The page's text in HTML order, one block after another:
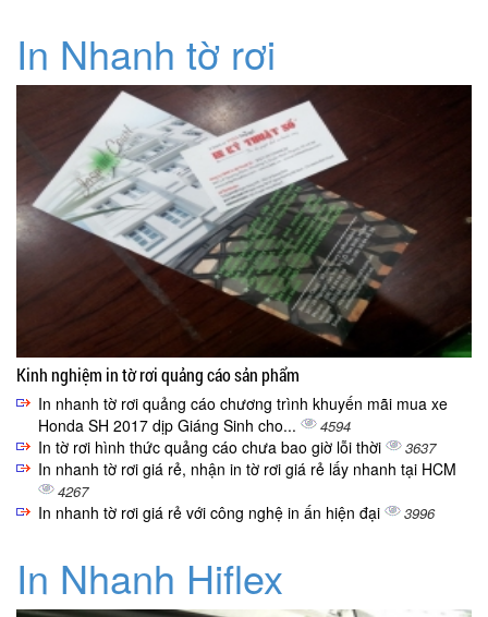
In Nhanh tờ rơi
Kinh nghiệm in tờ rơi quảng cáo sản phẩm
In nhanh tờ rơi quảng cáo chương trình khuyến mãi mua xe
Honda SH 2017 dịp Giáng Sinh cho...
4594
In tờ rơi hình thức quảng cáo chưa bao giờ lỗi thời 3637
In nhanh tờ rơi giá rẻ, nhận in tờ rơi giá rẻ lấy nhanh tại HCM
4267
In nhanh tờ rơi giá rẻ với công nghệ in ấn hiện đại 3996
In Nhanh Hiflex